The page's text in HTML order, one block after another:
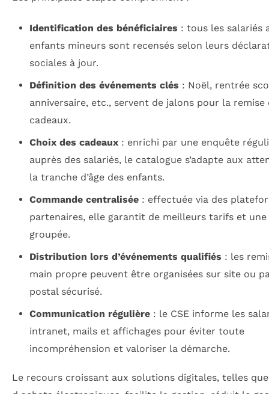
Identification des bénéficiaires : tous les salariés
enfants mineurs sont recensés selon leurs
sociales à jour.
Définition des événements clés : Noël, rentrée
anniversaire, etc., servent de jalons pour la remise
cadeaux.
Choix des cadeaux: enrichi par une enquête
auprès des salariés, le catalogue s’adapte aux
la tranche d’âge des enfants.
Commande centralisée: effectuée via des
partenaires, elle garantit de meilleurs tarifs et une
groupée.
Distribution lors d’événements qualifiés : les
main propre peuvent être organisées sur site ou
postal sécurisé.
Communication régulière: le CSE informe les
intranet, mails et affichages pour éviter toute
incompréhension et valoriser la démarche.
Le recours croissant aux solutions digitales, telles